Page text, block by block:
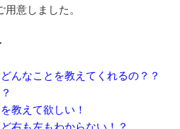
意しました。
んなことを教えてくれるの？？
教えて欲しい！